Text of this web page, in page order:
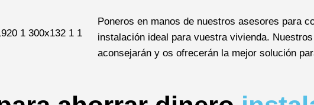
Poneros en manos de nuestros asesores para
instalación ideal para vuestra vivienda.
aconsejarán y os ofrecerán la mejor solución